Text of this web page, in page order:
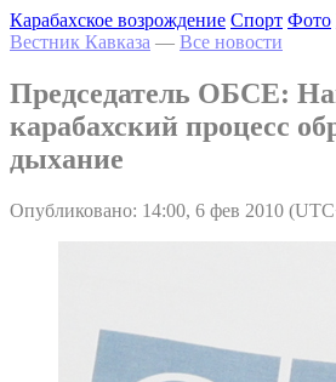
Карабахское возрождение Спорт Фото
Вестник Кавказа — Все новости
Председатель ОБСЕ:
карабахский процесс
дыхание
Опубликовано: 14:00, 6 фев 2010